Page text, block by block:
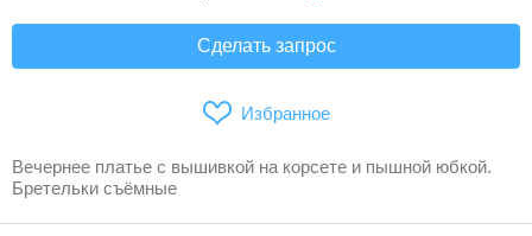
Сделать запрос
Избранное
Вечернее платье с вышивкой на корсете и пышной юбкой.
Бретельки съёмные